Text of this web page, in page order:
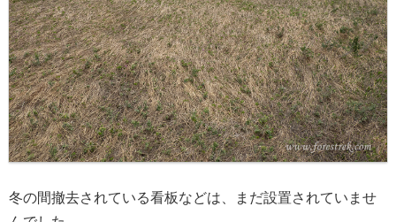
冬の間撤去されている看板などは、まだ設置されていませ